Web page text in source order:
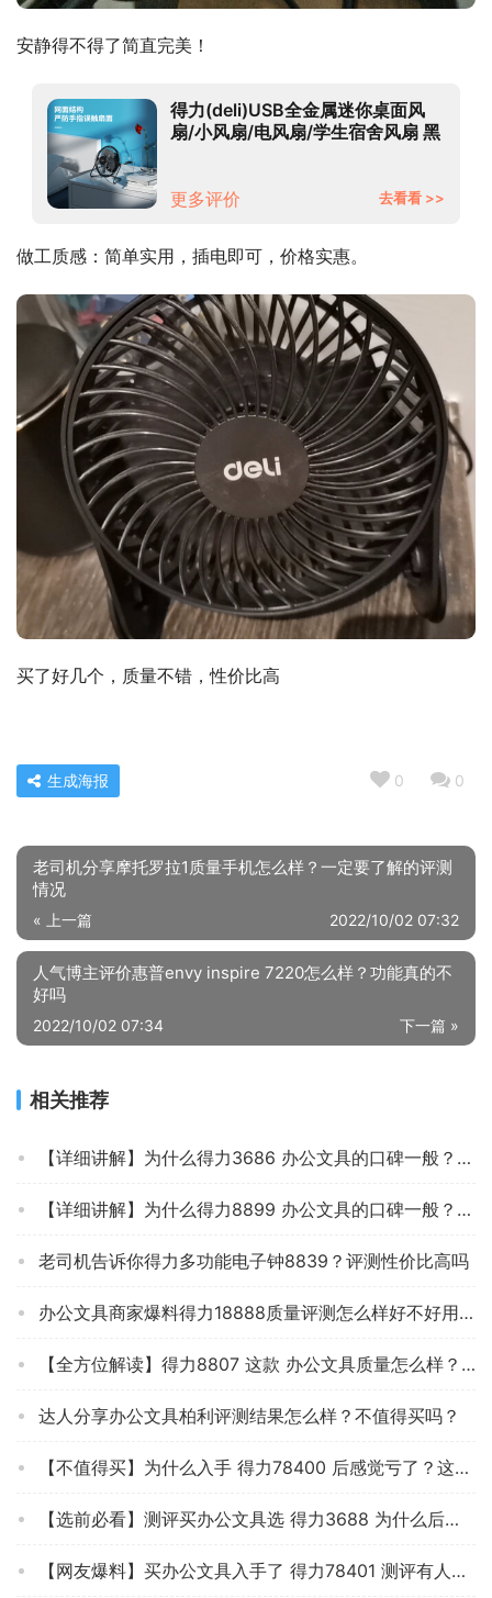
安静得不得了简直完美！
得力(deli)USB全金属迷你桌面风
扇/小风扇/电风扇/学生宿舍风扇 黑
更多评价 去看看 >>
做工质感：简单实用，插电即可，价格实惠。
买了好几个，质量不错，性价比高
0 0
生成海报
老司机分享摩托罗拉1质量手机怎么样？一定要了解的评测
情况
« 上一篇 2022/10/02 07:32
人气博主评价惠普envy inspire 7220怎么样？功能真的不
好吗
下一篇 »
2022/10/02 07:34
相关推荐
【详细讲解】为什么得力3686 办公文具的口碑一般？体验质量究竟怎么样？
【详细讲解】为什么得力8899 办公文具的口碑一般？体验质量究竟怎么样？
老司机告诉你得力多功能电子钟8839？评测性价比高吗
办公文具商家爆料得力18888质量评测怎么样好不好用？
【全方位解读】得力8807 这款 办公文具质量怎么样？优劣分析评测结果！
达人分享办公文具柏利评测结果怎么样？不值得买吗？
【不值得买】为什么入手 得力78400 后感觉亏了？这款办公文具质量到底怎么样？
【选前必看】测评买办公文具选 得力3688 为什么后悔？达人分享质量怎么样？
【网友爆料】买办公文具入手了 得力78401 测评有人说坑？质量到底怎么样？